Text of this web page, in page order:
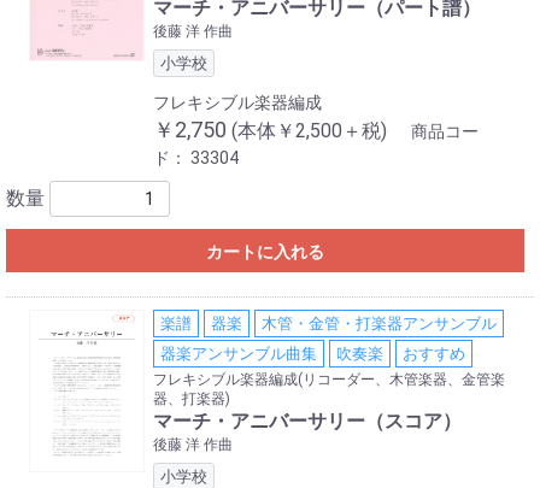
マーチ・アニバーサリー（パート譜）
後藤 洋 作曲
小学校
フレキシブル楽器編成
￥2,750 (本体￥2,500＋税)
商品コー
ド： 33304
数量
カートに入れる
楽譜 器楽
木管・金管・打楽器アンサンブル
器楽アンサンブル曲集
吹奏楽 おすすめ
フレキシブル楽器編成(リコーダー、木管楽器、金管楽
器、打楽器)
マーチ・アニバーサリー（スコア）
後藤 洋 作曲
小学校